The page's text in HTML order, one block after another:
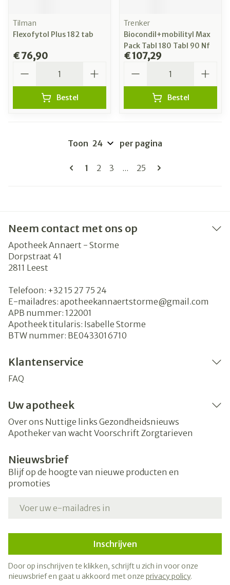
Tilman
Flexofytol Plus 182 tab
€ 76,90
Bestel
Trenker
Biocondil+mobilityl Max
Pack Tabl 180 Tabl 90 Nf
€ 107,29
Bestel
Pagina's
U lees momenteel pagina
1 Pagina
2 Pagina
3 ... Pagina
25
Toon per pagina
Neem contact met ons op
Apotheek Annaert - Storme
Dorpstraat 41
2811 Leest
Telefoon: +32 15 27 75 24
E-mailadres: apotheekannaertstorme@gmail.com
APB nummer: 122001
Apotheek titularis: Isabelle Storme
BTW nummer: BE0433016710
Klantenservice
FAQ
Uw apotheek
Over ons Nuttige links Gezondheidsnieuws
Apotheker van wacht Voorschrift Zorgtarieven
Nieuwsbrief
Blijf op de hoogte van nieuwe producten en
promoties
Inschrijven
Door op inschrijven te klikken, schrijft u zich in voor onze
nieuwsbrief en gaat u akkoord met onze privacy policy.